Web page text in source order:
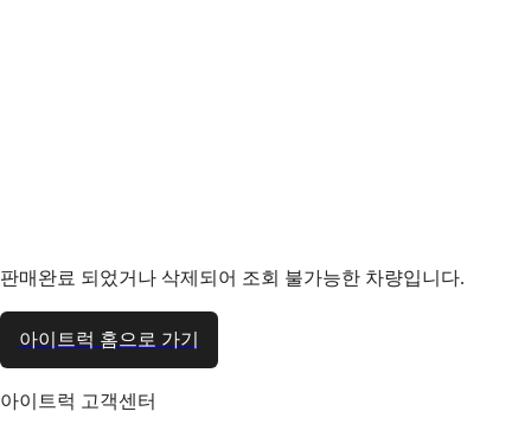
판매완료 되었거나 삭제되어 조회 불가능한 차량입니다.
아이트럭 홈으로 가기
아이트럭 고객센터